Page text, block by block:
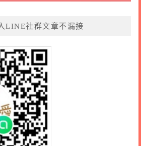
LINE社群文章不漏接